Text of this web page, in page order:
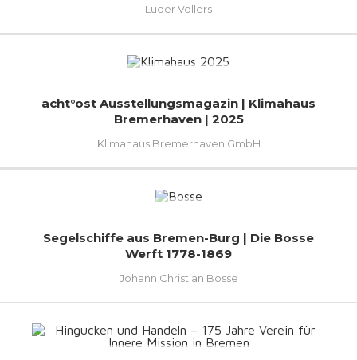
Lüder Vollers
acht°ost Ausstellungsmagazin | Klimahaus
Bremerhaven | 2025
Klimahaus Bremerhaven GmbH
Segelschiffe aus Bremen-Burg | Die Bosse
Werft 1778-1869
Johann Christian Bosse